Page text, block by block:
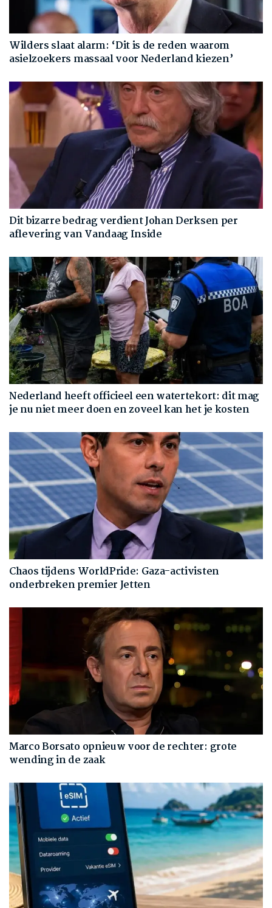
Wilders slaat alarm: ‘Dit is de reden waarom
asielzoekers massaal voor Nederland kiezen’
Dit bizarre bedrag verdient Johan Derksen per
aflevering van Vandaag Inside
Nederland heeft officieel een watertekort: dit mag
je nu niet meer doen en zoveel kan het je kosten
Chaos tijdens WorldPride: Gaza-activisten
onderbreken premier Jetten
Marco Borsato opnieuw voor de rechter: grote
wending in de zaak